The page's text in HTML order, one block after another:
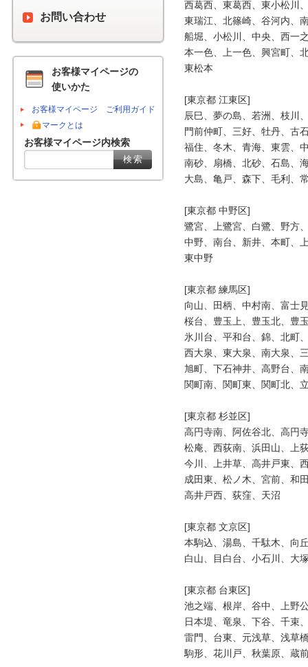
西葛西、東葛西、東小松川
東瑞江、北篠崎、谷河内、
船堀、小松川、中央、西一
本一色、上一色、興宮町、
東松本
[東京都 江東区]
辰巳、夢の島、若洲、枝川
門前仲町、三好、牡丹、古
福住、冬木、青海、東雲、
南砂、扇橋、北砂、石島、
大島、亀戸、森下、毛利、
[東京都 中野区]
鷺宮、上鷺宮、白鷺、野方
中野、南台、新井、本町、
東中野
[東京都 練馬区]
向山、田柄、中村南、富士
桜台、豊玉上、豊玉北、豊
氷川台、平和台、錦、北町
西大泉、東大泉、南大泉、
旭町、下石神井、高野台、
関町南、関町東、関町北、
[東京都 杉並区]
高円寺南、阿佐谷北、高円
松庵、西荻南、浜田山、上
今川、上井草、高井戸東、
成田東、松ノ木、宮前、和
高井戸西、荻窪、天沼
[東京都 文京区]
本駒込、湯島、千駄木、向
白山、目白台、小石川、大
[東京都 台東区]
池之端、根岸、谷中、上野
日本堤、竜泉、下谷、千束
雷門、台東、元浅草、浅草
駒形、花川戸、秋葉原、蔵
お問い合わせ
お客様マイページの
使いかた
お客様マイページ ご利用ガイド
マークとは
お客様マイページ内検索